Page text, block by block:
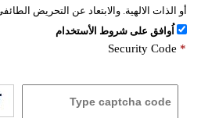
أو الذات الالهية. والابتعاد عن التحريض
اُوافق على شروط الأستخدام
Security Code *